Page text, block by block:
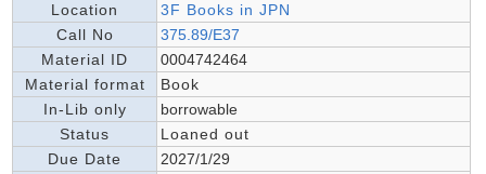
Location
3F Books in JPN
Call No
375.89/E37
Material ID
0004742464
Material format
Book
In-Lib only
borrowable
Status
Loaned out
Due Date
2027/1/29